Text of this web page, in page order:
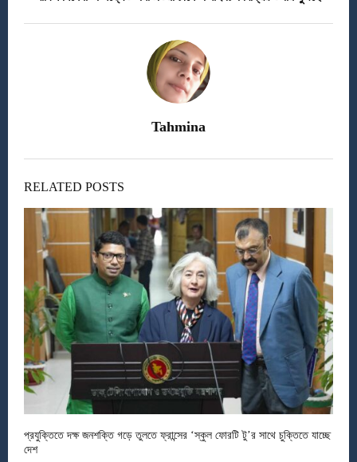
Tahmina
RELATED POSTS
প্রযুক্তিতে দক্ষ জনশক্তি গড়ে তুলতে ফ্রান্সের ‘স্কুল ফোরটি টু’র সাথে চুক্তিতে যাচ্ছে
দেশ